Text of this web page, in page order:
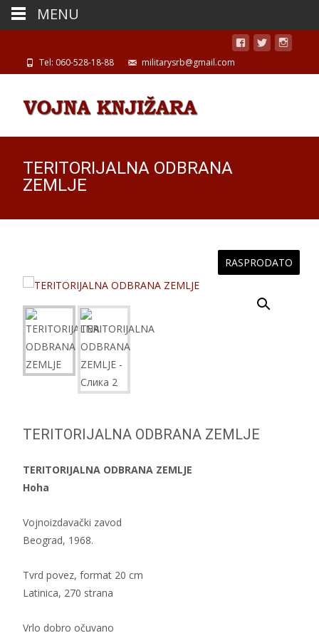
Tel: 060-528-18-88 militarysrb@gmail.com
TERITORIJALNA ODBRANA
ZEMLJE
RASPRODATO
TERITORIJALNA ODBRANA ZEMLJE
TERITORIJALNA ODBRANA ZEMLJE
Hoha
Vojnoizdavački zavod
Beograd, 1968.
Tvrd povez, format 20 cm
Latinica, 270 strana
Vrlo dobro očuvano
MENU